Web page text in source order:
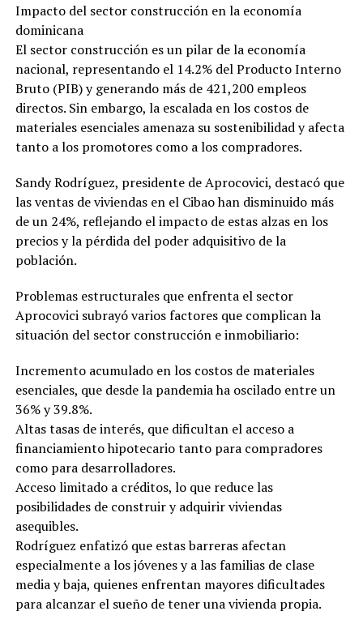
Impacto del sector construcción en la economía
dominicana
El sector construcción es un pilar de la economía
nacional, representando el 14.2% del Producto Interno
Bruto (PIB) y generando más de 421,200 empleos
directos. Sin embargo, la escalada en los costos de
materiales esenciales amenaza su sostenibilidad y afecta
tanto a los promotores como a los compradores.
Sandy Rodríguez, presidente de Aprocovici, destacó que
las ventas de viviendas en el Cibao han disminuido más
de un 24%, reflejando el impacto de estas alzas en los
precios y la pérdida del poder adquisitivo de la
población.
Problemas estructurales que enfrenta el sector
Aprocovici subrayó varios factores que complican la
situación del sector construcción e inmobiliario:
Incremento acumulado en los costos de materiales
esenciales, que desde la pandemia ha oscilado entre un
36% y 39.8%.
Altas tasas de interés, que dificultan el acceso a
financiamiento hipotecario tanto para compradores
como para desarrolladores.
Acceso limitado a créditos, lo que reduce las
posibilidades de construir y adquirir viviendas
asequibles.
Rodríguez enfatizó que estas barreras afectan
especialmente a los jóvenes y a las familias de clase
media y baja, quienes enfrentan mayores dificultades
para alcanzar el sueño de tener una vivienda propia.